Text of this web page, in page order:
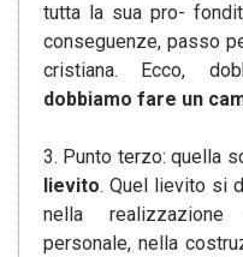
tutta la sua pro-
conseguenze, passo
cristiana. Ecco,
dobbiamo fare un
3. Punto terzo: quella
lievito. Quel lievito si
nella
personale, nella